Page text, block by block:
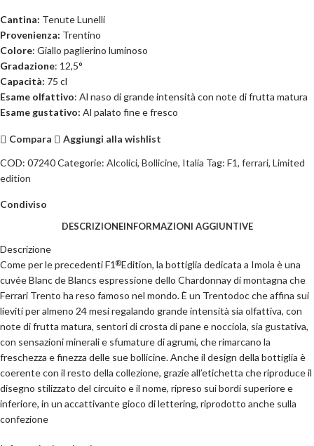
Cantina: Tenute Lunelli
Provenienza: Trentino
Colore: Giallo paglierino luminoso
Gradazione: 12,5°
Capacità: 75 cl
Esame olfattivo: Al naso di grande intensità con note di frutta matura
Esame gustativo: Al palato fine e fresco
Compara
Aggiungi alla wishlist
COD: 07240Categorie: Alcolici, Bollicine, Italia Tag: F1, ferrari, Limited
edition
Condiviso
DESCRIZIONEINFORMAZIONI AGGIUNTIVE
Descrizione
Come per le precedenti F1 ®Edition, la bottiglia dedicata a Imola è una
cuvée Blanc de Blancs espressione dello Chardonnay di montagna che
Ferrari Trento ha reso famoso nel mondo.È un Trentodoc che affina sui
lieviti per almeno 24 mesi regalando grande intensità sia olfattiva, con
note di frutta matura, sentori di crosta di pane e nocciola, sia gustativa,
con sensazioni minerali e sfumature di agrumi, che rimarcano la
freschezza e finezza delle sue bollicine. Anche il design della bottiglia è
coerente con il resto della collezione, grazie all’etichetta che riproduce il
disegno stilizzato del circuito e il nome, ripreso sui bordi superiore e
inferiore, in un accattivante gioco di lettering, riprodotto anche sulla
confezione